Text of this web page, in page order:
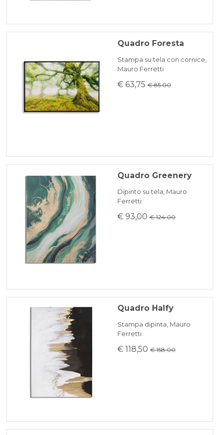
Quadro Foresta
Stampa su tela con cornice,
Mauro Ferretti
€ 63,75 € 85.00
Quadro Greenery
Dipinto su tela, Mauro
Ferretti
€ 93,00 € 124.00
Quadro Halfy
Stampa dipinta, Mauro
Ferretti
€ 118,50 € 158.00